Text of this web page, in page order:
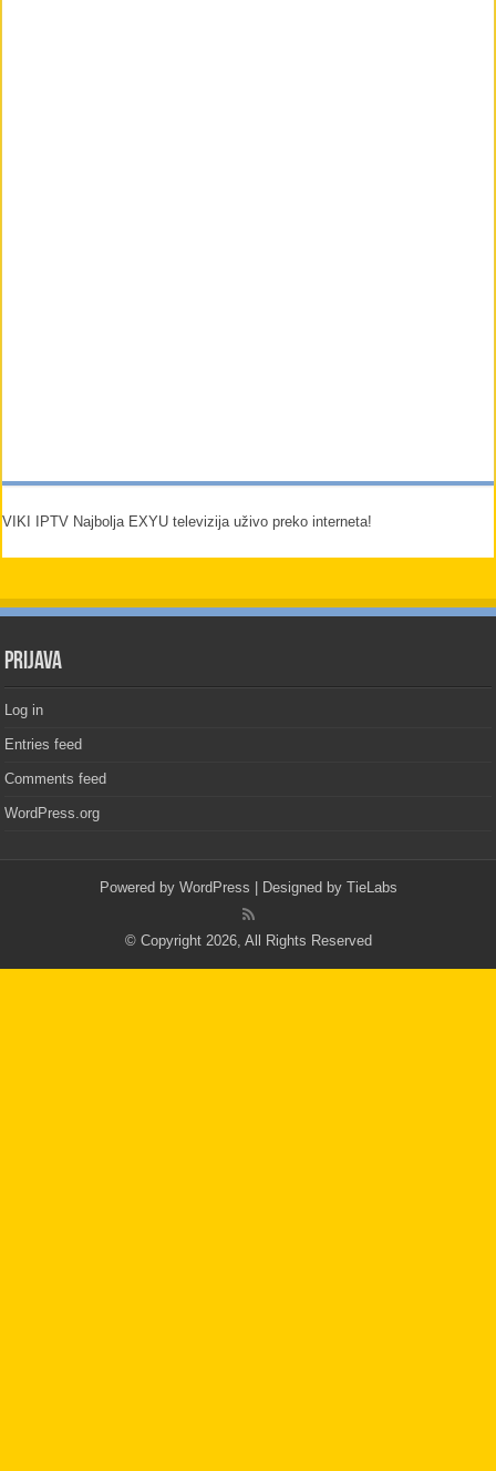
VIKI IPTV Najbolja EXYU televizija uživo preko interneta!
PRIJAVA
Log in
Entries feed
Comments feed
WordPress.org
Powered by WordPress | Designed by TieLabs
© Copyright 2026, All Rights Reserved